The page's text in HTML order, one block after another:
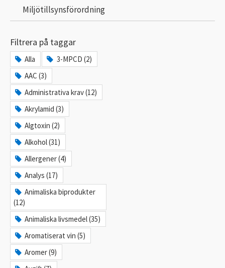
Miljötillsynsförordning
Filtrera på taggar
Alla
3-MPCD (2)
AAC (3)
Administrativa krav (12)
Akrylamid (3)
Algtoxin (2)
Alkohol (31)
Allergener (4)
Analys (17)
Animaliska biprodukter
(12)
Animaliska livsmedel (35)
Aromatiserat vin (5)
Aromer (9)